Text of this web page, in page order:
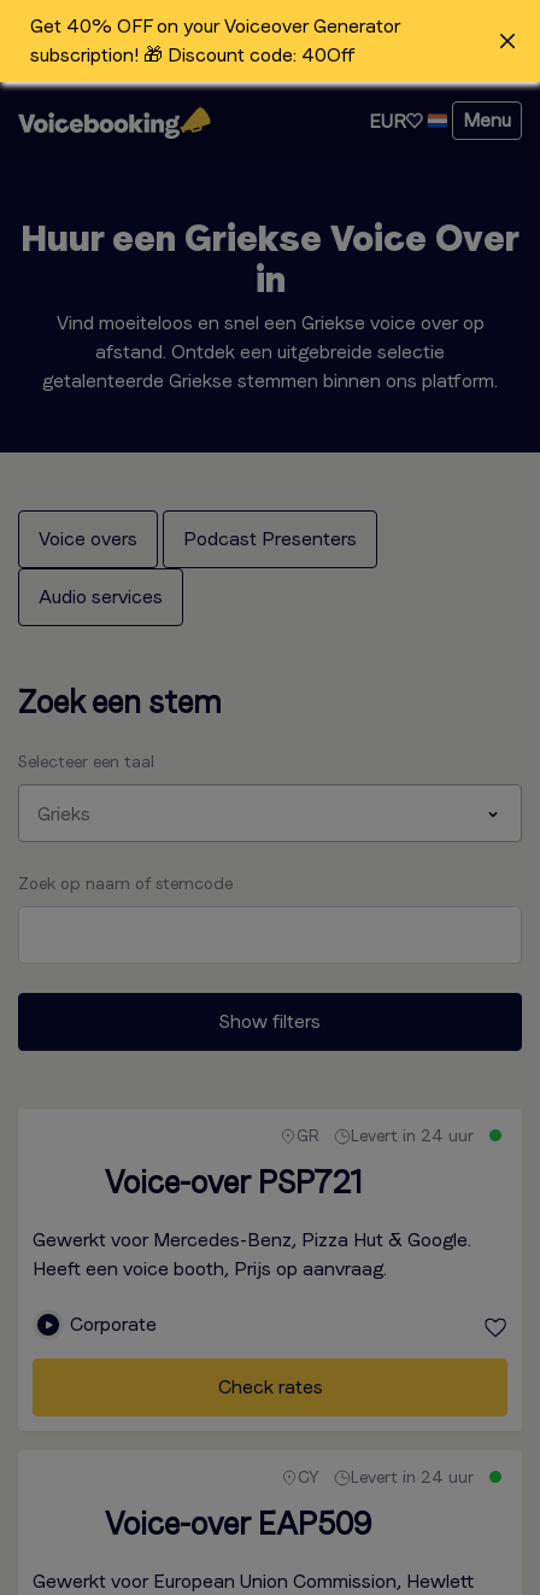
Get 40% OFF on your Voiceover Generator
subscription! 🎁 Discount code: 40Off
EUR Menu
Huur een Griekse Voice Over
in
Vind moeiteloos en snel een Griekse voice over op
afstand. Ontdek een uitgebreide selectie
getalenteerde Griekse stemmen binnen ons platform.
Voice overs Podcast Presenters
Audio services
Zoek een stem
Selecteer een taal
Grieks
Zoek op naam of stemcode
GR Levert in 24 uur
Voice-over PSP721
Gewerkt voor Mercedes-Benz, Pizza Hut & Google.
Heeft een voice booth, Prijs op aanvraag.
Corporate
Check rates
CY Levert in 24 uur
Voice-over EAP509
Gewerkt voor European Union Commission, Hewlett